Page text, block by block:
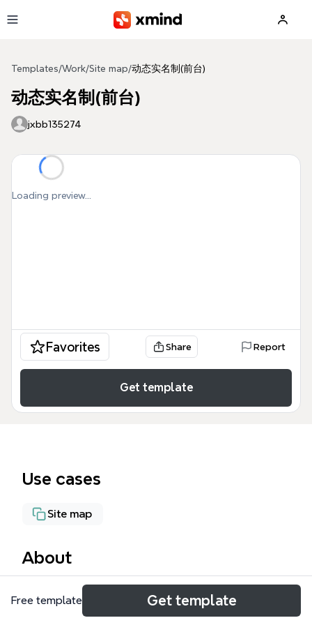
Templates/Work/Site map/动态实名制(前台)
动态实名制(前台)
jxbb135274
Loading preview...
Favorites Share Report
Get template
Use cases
Site map
About
动态实名制(前台) 思维导图模板专为教育机构前台与后
台管理系统设计，覆盖新闻中心、政策法规、优秀教师
Free template Get template